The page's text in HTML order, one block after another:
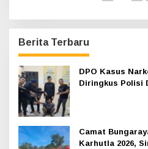
Berita Terbaru
DPO Kasus
Diringkus Polisi
Camat
Karhutla 2026,